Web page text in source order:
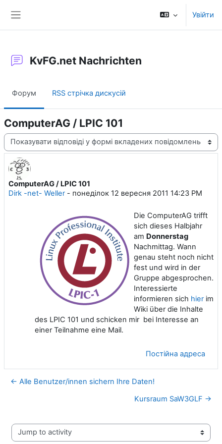
Увійти
KvFG.net Nachrichten
Форум RSS стрічка дискусій
ComputerAG / LPIC 101
Тип показу
ComputerAG / LPIC 101
Dirk -net- Weller- понеділок 12 вересня 2011 14:23 PM
Кількість відповідей: 0
Die ComputerAG trifft
sich dieses Halbjahr
am Donnerstag
Nachmittag. Wann
genau steht noch nicht
fest und wird in der
Gruppe abgesprochen.
Interessierte
informieren sich hierim
Wiki über die Inhalte
des LPIC 101 und schicken mir bei Interesse an
einer Teilnahme eine Mail.
Постійна адреса
← Alle Benutzer/innen sichern Ihre Daten!
Kursraum SaW3GLF →
Jump to activity